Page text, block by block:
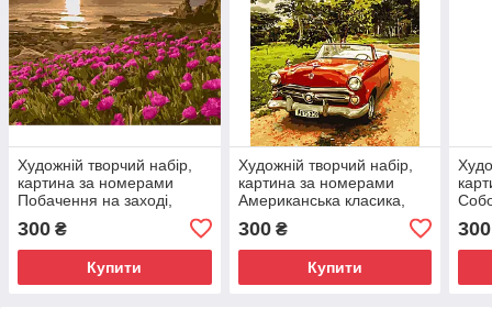
Художній творчий набір,
картина за номерами
Побачення на заході,
(AS0191)
300 ₴
Купити
Художній творчий набір,
картина за номерами
Американська класика,
(AS0526)
300₴
Купити
300